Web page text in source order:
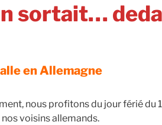
sortait…
en Allemagne
nous profitons du jour férié du
voisins allemands.